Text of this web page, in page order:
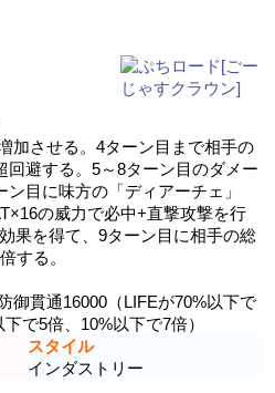
加させる。4ターン目まで相手の
回避する。5～8ターン目のダメー
目に味方の「ディアーチェ」
の威力で必中+直撃攻撃を行
果を得て、9ターン目に相手の総
する。
貫通16000（LIFEが70%以下で
で5倍、10%以下で7倍）
スタイル
インダストリー